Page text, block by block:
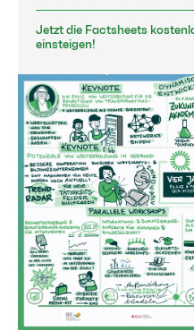
Jetzt die Factsheets
einsteigen!